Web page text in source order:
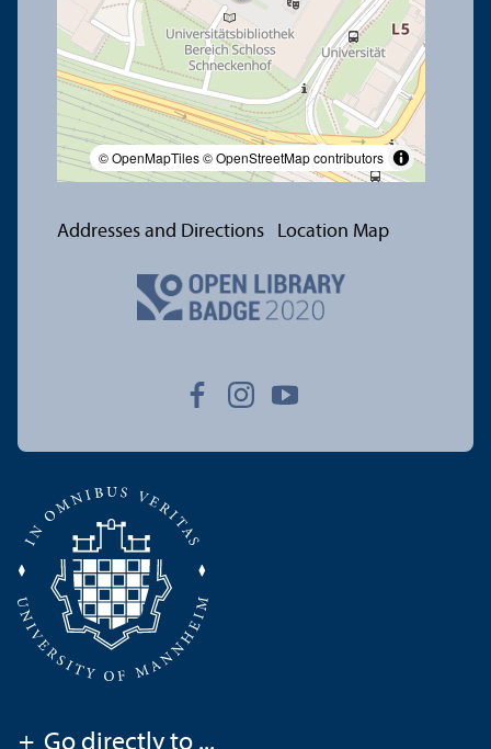
© OpenMapTiles© OpenStreetMap contributors
Addresses and Directions Location Map
+ Go directly to ...